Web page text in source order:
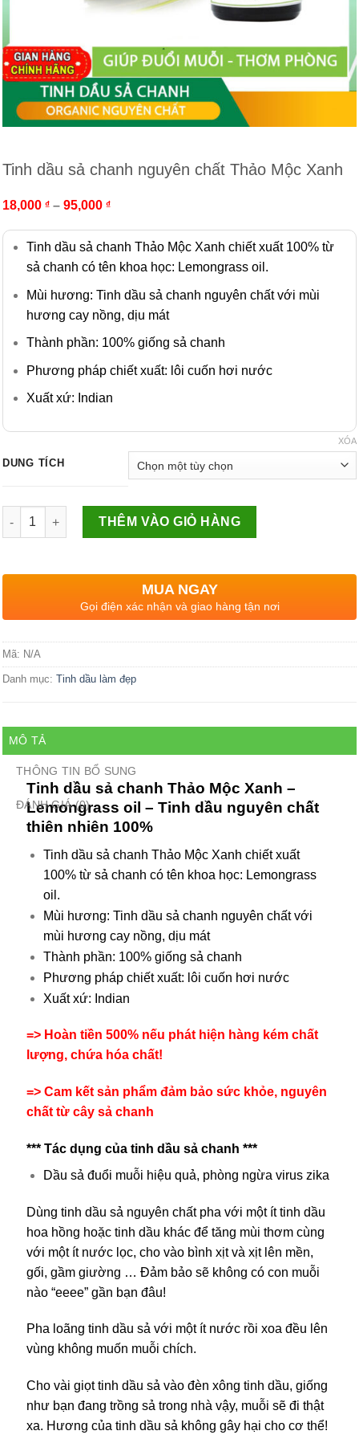
Tinh dầu sả chanh nguyên chất Thảo Mộc Xanh
18,000 ₫ – 95,000 ₫
Tinh dầu sả chanh Thảo Mộc Xanh chiết xuất 100% từ
sả chanh có tên khoa học: Lemongrass oil.
Mùi hương: Tinh dầu sả chanh nguyên chất với mùi
hương cay nồng, dịu mát
Thành phần: 100% giống sả chanh
Phương pháp chiết xuất: lôi cuốn hơi nước
Xuất xứ: Indian
DUNG TÍCH
XÓA
Số lượng
THÊM VÀO GIỎ HÀNG
MUA NGAY
Gọi điện xác nhận và giao hàng tận nơi
Mã: N/A
Danh mục: Tinh dầu làm đẹp
MÔ TẢ
THÔNG TIN BỔ SUNG
ĐÁNH GIÁ (0)
Tinh dầu sả chanh Thảo Mộc Xanh –
Lemongrass oil – Tinh dầu nguyên chất
thiên nhiên 100%
Tinh dầu sả chanh Thảo Mộc Xanh chiết xuất
100% từ sả chanh có tên khoa học: Lemongrass
oil.
Mùi hương: Tinh dầu sả chanh nguyên chất với
mùi hương cay nồng, dịu mát
Thành phần: 100% giống sả chanh
Phương pháp chiết xuất: lôi cuốn hơi nước
Xuất xứ: Indian
=> Hoàn tiền 500% nếu phát hiện hàng kém chất
lượng, chứa hóa chất!
=> Cam kết sản phẩm đảm bảo sức khỏe, nguyên
chất từ cây sả chanh
*** Tác dụng của tinh dầu sả chanh ***
Dầu sả đuổi muỗi hiệu quả, phòng ngừa virus zika
Dùng tinh dầu sả nguyên chất pha với một ít tinh dầu
hoa hồng hoặc tinh dầu khác để tăng mùi thơm cùng
với một ít nước lọc, cho vào bình xịt và xịt lên mền,
gối, gầm giường … Đảm bảo sẽ không có con muỗi
nào “eeee” gần bạn đâu!
Pha loãng tinh dầu sả với một ít nước rồi xoa đều lên
vùng không muốn muỗi chích.
Cho vài giọt tinh dầu sả vào đèn xông tinh dầu, giống
như bạn đang trồng sả trong nhà vậy, muỗi sẽ đi thật
xa. Hương của tinh dầu sả không gây hại cho cơ thể!